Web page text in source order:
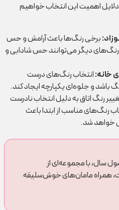
اهمیت این انتخاب خواهیم
:برخی رنگ‌ها باعث آرامش و حس
دیگر می‌توانند حس شادابی و
خانه:انتخاب رنگ‌های درست
باشد و جلوه‌ای یکپارچه ایجاد کند.
رنگ اتاق به دلیل انتخاب نادرست
رنگ‌های مناسب از ابتدا باعث
خواهد شد.
سال، با مجموعه‌ای از
همراه مامان‌های خوش‌سلیقه